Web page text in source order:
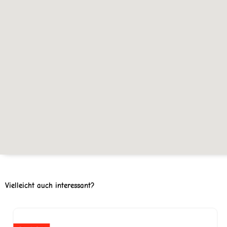
Vielleicht auch interessant?